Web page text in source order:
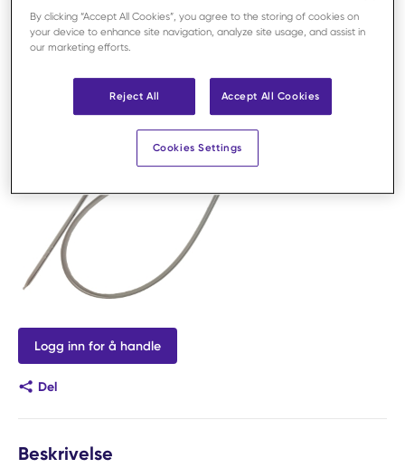
Logg inn for å handle
Del
Beskrivelse
By clicking “Accept All Cookies”, you agree to the storing of cookies on
your device to enhance site navigation, analyze site usage, and assist in
our marketing efforts.
Reject All Accept All Cookies
Cookies Settings